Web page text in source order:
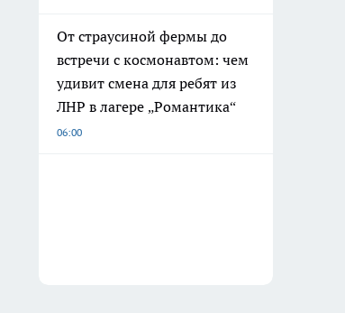
От страусиной фермы до
встречи с космонавтом: чем
удивит смена для ребят из
ЛНР в лагере „Романтика“
06:00